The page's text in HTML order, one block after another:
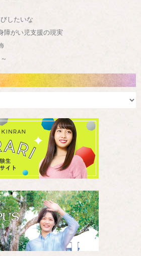
したいな
障がい児支援の現実